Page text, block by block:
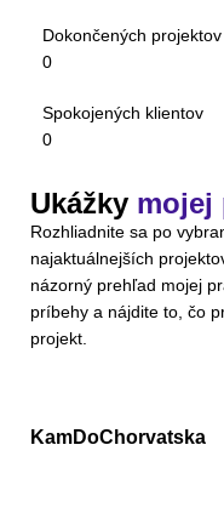
Dokončených projektov
0
Spokojených klientov
0
Ukážky mojej
Rozhliadnite sa po
najaktuálnejších
názorný prehľad mojej
príbehy a nájdite to, čo
projekt.
KamDoChorvatska